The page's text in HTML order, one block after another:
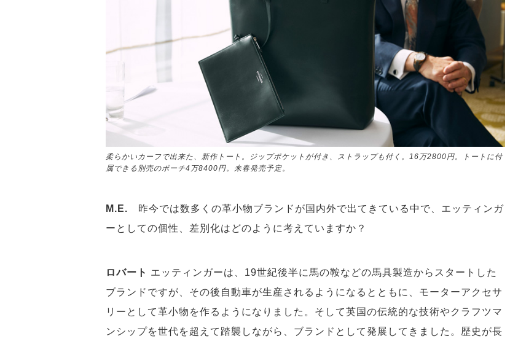
柔らかいカーフで出来た、新作トート。ジップポケットが付き、ストラップも付く。16万2800円。トートに付
属できる別売のポーチ4万8400円。来春発売予定。
M.E. 昨今では数多くの革小物ブランドが国内外で出てきている中で、エッティンガ
ーとしての個性、差別化はどのように考えていますか？
ロバート エッティンガーは、19世紀後半に馬の鞍などの馬具製造からスタートした
ブランドですが、その後自動車が生産されるようになるとともに、モーターアクセサ
リーとして革小物を作るようになりました。そして英国の伝統的な技術やクラフツマ
ンシップを世代を超えて踏襲しながら、ブランドとして発展してきました。歴史が長